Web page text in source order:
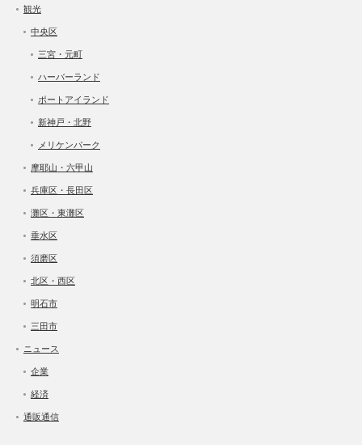
観光
中央区
三宮・元町
ハーバーランド
ポートアイランド
新神戸・北野
メリケンパーク
摩耶山・六甲山
兵庫区・長田区
灘区・東灘区
垂水区
須磨区
北区・西区
明石市
三田市
ニュース
企業
経済
通販通信